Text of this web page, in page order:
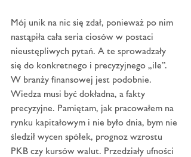
Mój unik na nic się zdał, ponieważ po nim
nastąpiła cała seria ciosów w postaci
nieustępliwych pytań. A te sprowadzały
się do konkretnego i precyzyjnego „ile”.
W branży finansowej jest podobnie.
Wiedza musi być dokładna, a fakty
precyzyjne. Pamiętam, jak pracowałem na
rynku kapitałowym i nie było dnia, bym nie
śledził wycen spółek, prognoz wzrostu
PKB czy kursów walut. Przedziały ufności